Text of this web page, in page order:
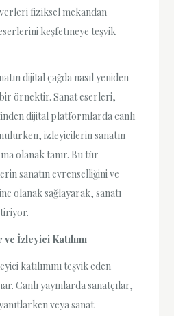
fiziksel mekandan
keşfetmeye teşvik
dijital çağda nasıl yeniden
örnektir. Sanat eserleri,
dijital platformlarda canlı
izleyicilerin sanatın
olanak tanır. Bu tür
sanatın evrenselliğini ve
olanak sağlayarak, sanatı
İzleyici Katılımı
katılımını teşvik eden
Canlı yayınlarda sanatçılar,
veya sanat